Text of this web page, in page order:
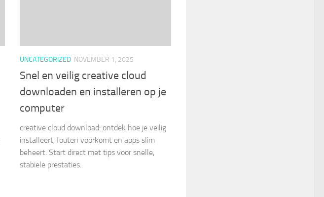
UNCATEGORIZED NOVEMBER 1, 2025
Snel en veilig creative cloud
downloaden en installeren op je
computer
creative cloud download: ontdek hoe je veilig
installeert, fouten voorkomt en apps slim
beheert. Start direct met tips voor snelle,
stabiele prestaties.